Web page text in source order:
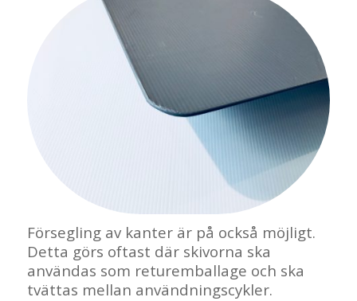
Försegling av kanter är på också möjligt.
Detta görs oftast där skivorna ska
användas som returemballage och ska
tvättas mellan användningscykler.